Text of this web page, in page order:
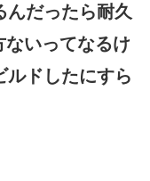
んだったら耐久
いってなるけ
ルドしたにすら